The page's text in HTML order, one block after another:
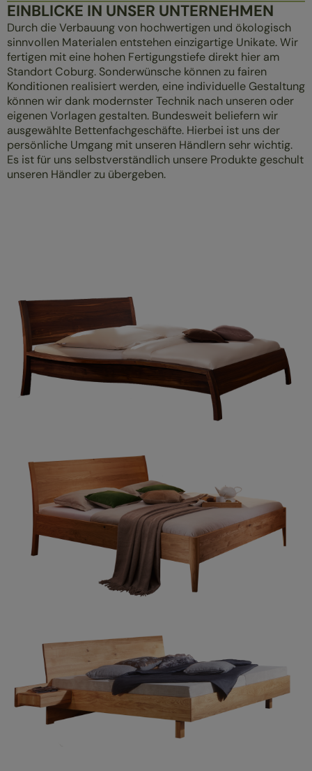
EINBLICKE IN UNSER UNTERNEHMEN
Durch die Verbauung von hochwertigen und ökologisch
sinnvollen Materialen entstehen einzigartige Unikate. Wir
fertigen mit eine hohen Fertigungstiefe direkt hier am
Standort Coburg. Sonderwünsche können zu fairen
Konditionen realisiert werden, eine individuelle Gestaltung
können wir dank modernster Technik nach unseren oder
eigenen Vorlagen gestalten. Bundesweit beliefern wir
ausgewählte Bettenfachgeschäfte. Hierbei ist uns der
persönliche Umgang mit unseren Händlern sehr wichtig.
Es ist für uns selbstverständlich unsere Produkte geschult
unseren Händler zu übergeben.